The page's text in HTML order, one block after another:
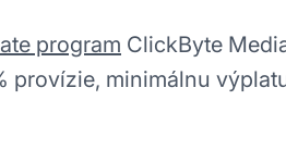
program ClickByte
provízie, minimálnu